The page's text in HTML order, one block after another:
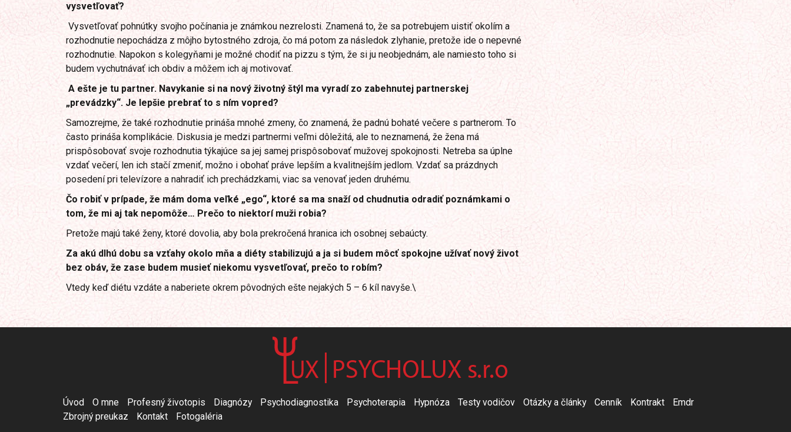
vysvetľovať?
Vysvetľovať pohnútky svojho počínania je známkou nezrelosti. Znamená to, že sa potrebujem uistiť okolím a
rozhodnutie nepochádza z môjho bytostného zdroja, čo má potom za následok zlyhanie, pretože ide o nepevné
rozhodnutie. Napokon s kolegyňami je možné chodiť na pizzu s tým, že si ju neobjednám, ale namiesto toho si
budem vychutnávať ich obdiv a môžem ich aj motivovať.
A ešte je tu partner. Navykanie si na nový životný štýl ma vyradí zo zabehnutej partnerskej
„prevádzky“. Je lepšie prebrať to s ním vopred?
Samozrejme, že také rozhodnutie prináša mnohé zmeny, čo znamená, že padnú bohaté večere s partnerom. To
často prináša komplikácie. Diskusia je medzi partnermi veľmi dôležitá, ale to neznamená, že žena má
prispôsobovať svoje rozhodnutia týkajúce sa jej samej prispôsobovať mužovej spokojnosti. Netreba sa úplne
vzdať večerí, len ich stačí zmeniť, možno i obohať práve lepším a kvalitnejším jedlom. Vzdať sa prázdnych
posedení pri televízore a nahradiť ich prechádzkami, viac sa venovať jeden druhému.
Čo robiť v prípade, že mám doma veľké „ego“, ktoré sa ma snaží od chudnutia odradiť poznámkami o
tom, že mi aj tak nepomôže… Prečo to niektorí muži robia?
Pretože majú také ženy, ktoré dovolia, aby bola prekročená hranica ich osobnej sebaúcty.
Za akú dlhú dobu sa vzťahy okolo mňa a diéty stabilizujú a ja si budem môcť spokojne užívať nový život
bez obáv, že zase budem musieť niekomu vysvetľovať, prečo to robím?
Vtedy keď diétu vzdáte a naberiete okrem pôvodných ešte nejakých 5 – 6 kíl navyše.\
Úvod O mne Profesný životopis Diagnózy Psychodiagnostika Psychoterapia Hypnóza Testy vodičov Otázky a články Cenník Kontrakt
Emdr
Zbrojný preukaz
Kontakt Fotogaléria